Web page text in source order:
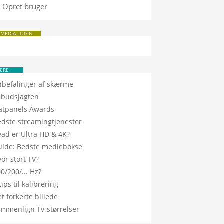
Opret bruger
MEDIA LOGIN
af skærme
Awards
streamingtjenester
er Ultra HD & 4K?
Bedste mediebokse
stort TV?
200/... Hz?
til kalibrering
forkerte billede
Tv-størrelser